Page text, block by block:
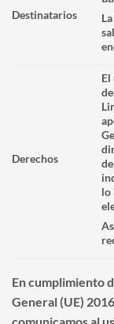
Destinatarios
Derechos
lo
En cumplimiento
General (UE)